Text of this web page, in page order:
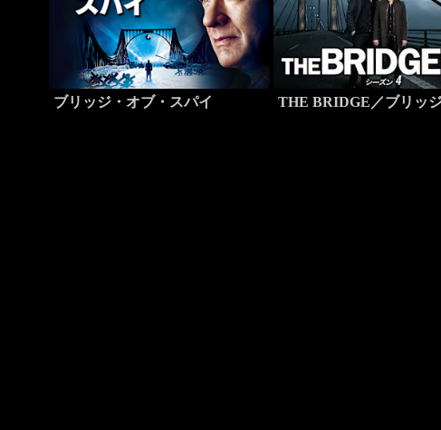
ブリッジ・オブ・スパイ THE BRIDGE／ブリッ